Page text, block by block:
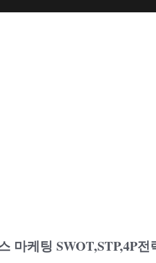
마케팅 SWOT,STP,4P